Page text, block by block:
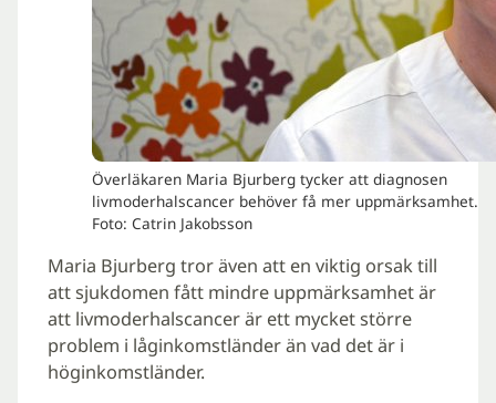
Överläkaren Maria Bjurberg tycker att diagnosen
livmoderhalscancer behöver få mer uppmärksamhet.
Foto: Catrin Jakobsson
Maria Bjurberg tror även att en viktig orsak till
att sjukdomen fått mindre uppmärksamhet är
att livmoderhalscancer är ett mycket större
problem i låginkomstländer än vad det är i
höginkomstländer.